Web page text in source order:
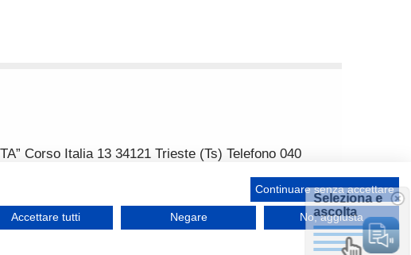
Corso Italia 13 34121 Trieste (Ts) Telefono 040
Presidente Pro Tempore: Umberto Sarcinelli
Continuare senza accettare
Accettare tutti Negare No, aggiusta
Seleziona e
ascolta